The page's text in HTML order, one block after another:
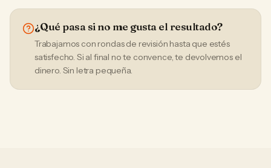
¿Qué pasa si no me gusta el resultado?
Trabajamos con rondas de revisión hasta que estés
satisfecho. Si al final no te convence, te devolvemos el
dinero. Sin letra pequeña.